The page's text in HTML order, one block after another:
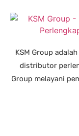
KSM Group
distributor
Group melayani